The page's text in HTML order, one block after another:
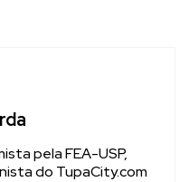
pela FEA-USP,
do TupaCity.com